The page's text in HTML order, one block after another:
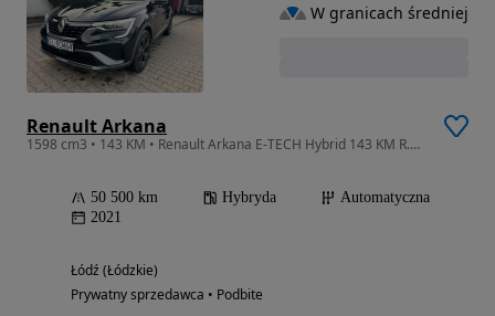
Renault Arkana
1598 cm3 • 143 KM • Renault Arkana E-TECH Hybrid 143 KM R.S. Line | 2021 | 50 500 km | ASO
50 500 km Hybryda
Automatyczna
2021
Łódź (Łódzkie)
Prywatny sprzedawca • Podbite
W granicach średniej